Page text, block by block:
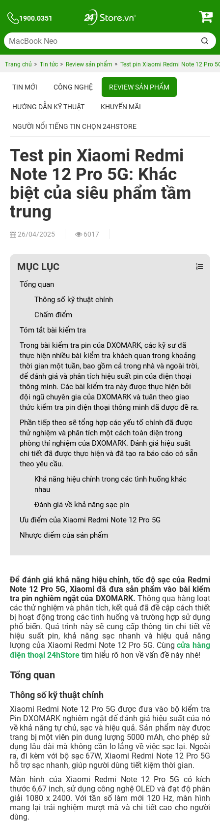
1900.0351
Trang chủ Tin tức Review sản phẩm Test pin Xiaomi Redmi Note 12 Pro
TIN MỚI CÔNG NGHỆ REVIEW SẢN PHẨM
HƯỚNG DẪN KỸ THUẬT KHUYẾN MÃI
NGƯỜI NỔI TIẾNG TIN CHỌN 24HSTORE
Test pin Xiaomi Redmi
Note 12 Pro 5G: Khác
biệt của siêu phẩm tầm
trung
26/04/2025 6017
MỤC LỤC
Tổng quan
Thông số kỹ thuật chính
Chấm điểm
Tóm tắt bài kiểm tra
Trong bài kiểm tra pin của DXOMARK, các kỹ sư đã
thực hiện nhiều bài kiểm tra khách quan trong khoảng
thời gian một tuần, bao gồm cả trong nhà và ngoài trời,
để đánh giá và phân tích hiệu suất pin của điện thoại
thông minh. Các bài kiểm tra này được thực hiện bởi
đội ngũ chuyên gia của DXOMARK và tuân theo giao
thức kiểm tra pin điện thoại thông minh đã được đề ra.
Phần tiếp theo sẽ tổng hợp các yếu tố chính đã được
thử nghiệm và phân tích một cách toàn diện trong
phòng thí nghiệm của DXOMARK. Đánh giá hiệu suất
chi tiết đã được thực hiện và đã tạo ra báo cáo có sẵn
theo yêu cầu.
Khả năng hiệu chỉnh trong các tình huống khác
nhau
Đánh giá về khả năng sạc pin
​​Ưu điểm của Xiaomi Redmi Note 12 Pro 5G
Nhược điểm của sản phẩm
Để đánh giá khả năng hiệu chỉnh, tốc độ sạc của Redmi
Note 12 Pro 5G, Xiaomi đã đưa sản phẩm vào bài kiểm
tra pin nghiêm ngặt của DXOMARK. Thông qua hàng loạt
các thử nghiệm và phân tích, kết quả đã đề cập cách thiết
bị hoạt động trong các tình huống và trường hợp sử dụng
phổ biến. Quá trình này sẽ cung cấp thông tin chi tiết về
hiệu suất pin, khả năng sạc nhanh và hiệu quả năng
lượng của Xiaomi Redmi Note 12 Pro 5G. Cùng cửa hàng
điện thoại 24hStore tìm hiểu rõ hơn về vấn đề này nhé!
Tổng quan
Thông số kỹ thuật chính
Xiaomi Redmi Note 12 Pro 5G được đưa vào bộ kiểm tra
Pin DXOMARK nghiêm ngặt để đánh giá hiệu suất của nó
về khả năng tự chủ, sạc và hiệu quả. Sản phẩm này được
trang bị một viên pin dung lượng 5000 mAh, cho phép sử
dụng lâu dài mà không cần lo lắng về việc sạc lại. Ngoài
ra, đi kèm với bộ sạc 67W, Xiaomi Redmi Note 12 Pro 5G
hỗ trợ sạc nhanh, giúp người dùng tiết kiệm thời gian.
Màn hình của Xiaomi Redmi Note 12 Pro 5G có kích
thước 6,67 inch, sử dụng công nghệ OLED và đạt độ phân
giải 1080 x 2400. Với tần số làm mới 120 Hz, màn hình
mang lại trải nghiệm mượt mà và chi tiết cao cho người
dùng.